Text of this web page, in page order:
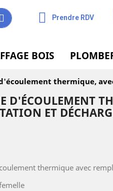
Prendre RDV
BOIS
thermique,
D'ÉCOULEMENT
ET
thermique avec